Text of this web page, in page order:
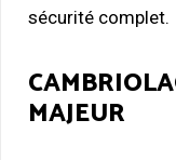
sécurité complet.
MAJEUR